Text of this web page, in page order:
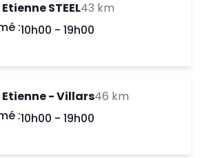
STEEL43 km
:Day of the Week
10h00 - 19h00
La Carte
- Villars46 km
:Day of the Week
10h00 - 19h00
La Carte